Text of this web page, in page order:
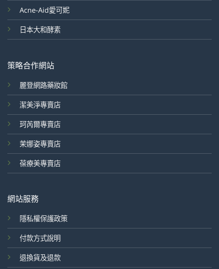
Acne-Aid愛可妮
日本大和酵素
策略合作網站
麗登網路藥妝館
潔美淨專賣店
珂芮爾專賣店
茉娜姿專賣店
葆療美專賣店
網站服務
隱私權保護政策
付款方式說明
退換貨及退款